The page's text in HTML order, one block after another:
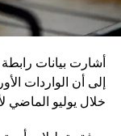
إلى أن الواردات
خلال يوليو الماضي